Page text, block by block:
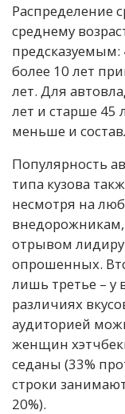
Распределение
среднему
более 10 лет
лет. Для
лет и старше 45
меньше и
Популярность
типа кузова
несмотря на
отрывом
опрошенных.
лишь третье – у
различиях
аудиторией
женщин
седаны (33%
строки
20%).